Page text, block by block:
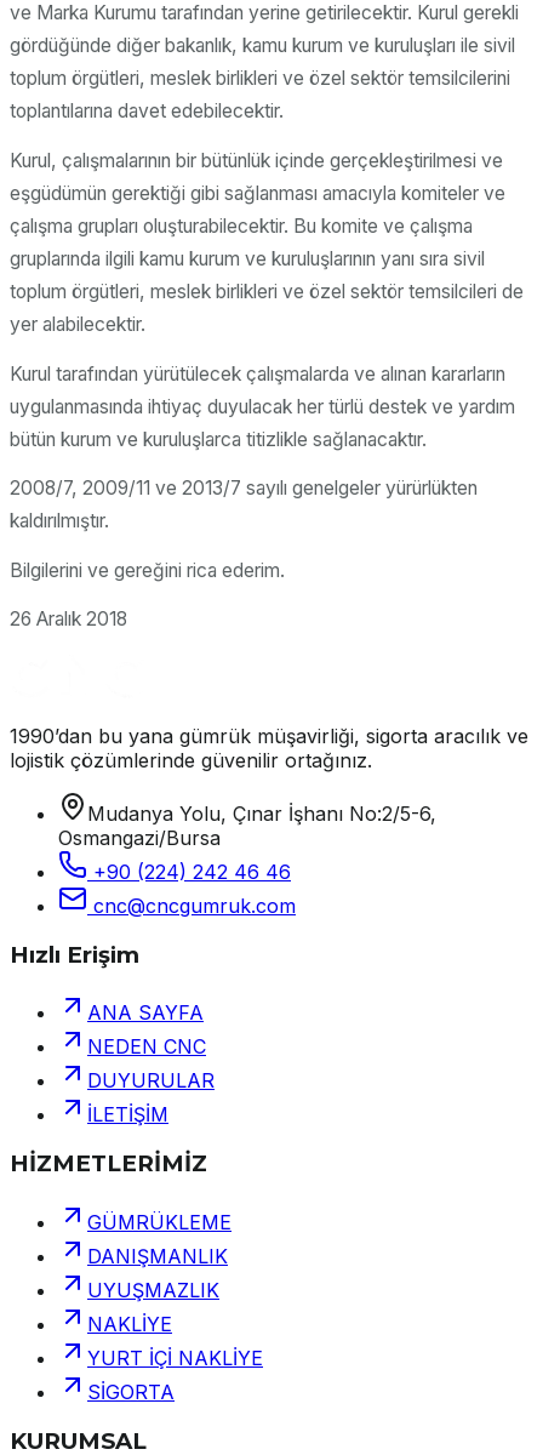
ve Marka Kurumu tarafından yerine getirilecektir. Kurul gerekli
gördüğünde diğer bakanlık, kamu kurum ve kuruluşları ile sivil
toplum örgütleri, meslek birlikleri ve özel sektör temsilcilerini
toplantılarına davet edebilecektir.
Kurul, çalışmalarının bir bütünlük içinde gerçekleştirilmesi ve
eşgüdümün gerektiği gibi sağlanması amacıyla komiteler ve
çalışma grupları oluşturabilecektir. Bu komite ve çalışma
gruplarında ilgili kamu kurum ve kuruluşlarının yanı sıra sivil
toplum örgütleri, meslek birlikleri ve özel sektör temsilcileri de
yer alabilecektir.
Kurul tarafından yürütülecek çalışmalarda ve alınan kararların
uygulanmasında ihtiyaç duyulacak her türlü destek ve yardım
bütün kurum ve kuruluşlarca titizlikle sağlanacaktır.
2008/7, 2009/11 ve 2013/7 sayılı genelgeler yürürlükten
kaldırılmıştır.
Bilgilerini ve gereğini rica ederim.
26 Aralık 2018
1990’dan bu yana gümrük müşavirliği, sigorta aracılık ve
lojistik çözümlerinde güvenilir ortağınız.
Mudanya Yolu, Çınar İşhanı No:2/5-6,
Osmangazi/Bursa
+90 (224) 242 46 46
cnc@cncgumruk.com
Hızlı Erişim
ANA SAYFA
NEDEN CNC
DUYURULAR
İLETİŞİM
HİZMETLERİMİZ
GÜMRÜKLEME
DANIŞMANLIK
UYUŞMAZLIK
NAKLİYE
YURT İÇİ NAKLİYE
SİGORTA
KURUMSAL